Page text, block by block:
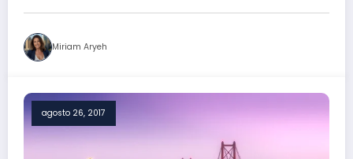
Miriam Aryeh
agosto 26, 2017